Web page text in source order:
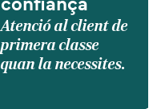
confiança
Atenció al client de
primera classe
quan la necessites.